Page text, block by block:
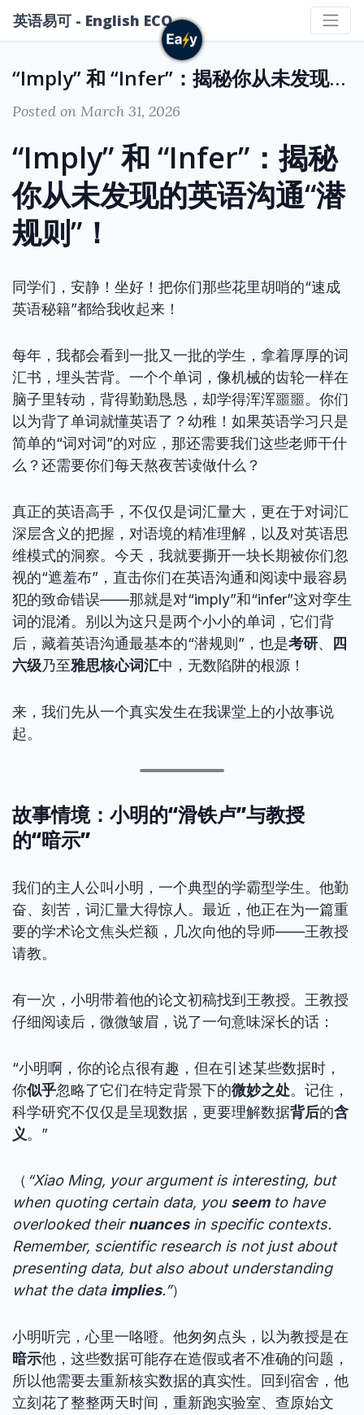
英语易可 - English ECO
“Imply” 和 “Infer”：揭秘你从未发现的英语沟通“潜规则”！
Posted on March 31, 2026
“Imply” 和 “Infer”：揭秘
你从未发现的英语沟通“潜
规则”！
同学们，安静！坐好！把你们那些花里胡哨的“速成
英语秘籍”都给我收起来！
每年，我都会看到一批又一批的学生，拿着厚厚的词
汇书，埋头苦背。一个个单词，像机械的齿轮一样在
脑子里转动，背得勤勤恳恳，却学得浑浑噩噩。你们
以为背了单词就懂英语了？幼稚！如果英语学习只是
简单的“词对词”的对应，那还需要我们这些老师干什
么？还需要你们每天熬夜苦读做什么？
真正的英语高手，不仅仅是词汇量大，更在于对词汇
深层含义的把握，对语境的精准理解，以及对英语思
维模式的洞察。今天，我就要撕开一块长期被你们忽
视的“遮羞布”，直击你们在英语沟通和阅读中最容易
犯的致命错误——那就是对“imply”和“infer”这对孪生
词的混淆。别以为这只是两个小小的单词，它们背
后，藏着英语沟通最基本的“潜规则”，也是考研、
四
六级乃至雅思核心词汇中，无数陷阱的根源！
来，我们先从一个真实发生在我课堂上的小故事说
起。
故事情境：小明的“滑铁卢”与教授
的“暗示”
我们的主人公叫小明，一个典型的学霸型学生。他勤
奋、刻苦，词汇量大得惊人。最近，他正在为一篇重
要的学术论文焦头烂额，几次向他的导师——王教授
请教。
有一次，小明带着他的论文初稿找到王教授。王教授
仔细阅读后，微微皱眉，说了一句意味深长的话：
“小明啊，你的论点很有趣，但在引述某些数据时，
你似乎忽略了它们在特定背景下的微妙之处。记住，
科学研究不仅仅是呈现数据，更要理解数据背后的含
义。”
（ “Xiao Ming, your argument is interesting, but
when quoting certain data, you seemto have
overlooked theirnuancesin specific contexts.
Remember, scientific research is not just about
presenting data, but also about understanding
what the data implies.”）
小明听完，心里一咯噔。他匆匆点头，以为教授是在
暗示他，这些数据可能存在造假或者不准确的问题，
所以他需要去重新核实数据的真实性。回到宿舍，他
立刻花了整整两天时间，重新跑实验室、查原始文